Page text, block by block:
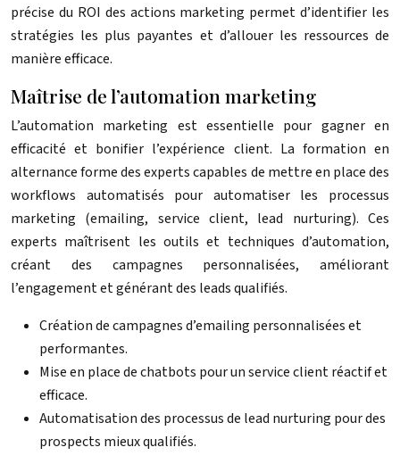
précise du ROI des actions marketing permet d’identifier les
stratégies les plus payantes et d’allouer les ressources de
manière efficace.
Maîtrise de l’automation marketing
L’automation marketing est essentielle pour gagner en
efficacité et bonifier l’expérience client. La formation en
alternance forme des experts capables de mettre en place des
workflows automatisés pour automatiser les processus
marketing (emailing, service client, lead nurturing). Ces
experts maîtrisent les outils et techniques d’automation,
créant des campagnes personnalisées, améliorant
l’engagement et générant des leads qualifiés.
Création de campagnes d’emailing personnalisées et
performantes.
Mise en place de chatbots pour un service client réactif et
efficace.
Automatisation des processus de lead nurturing pour des
prospects mieux qualifiés.